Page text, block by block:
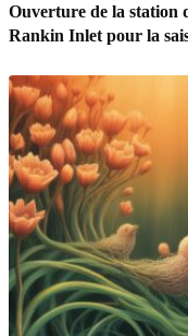
Ouverture de la station
Rankin Inlet pour la